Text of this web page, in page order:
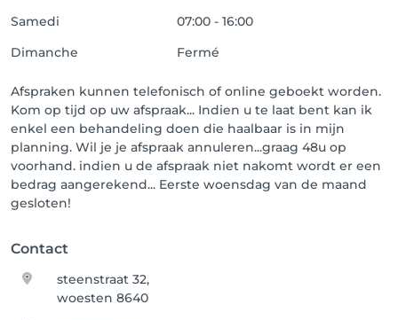
Samedi
07:00 - 16:00
Dimanche
Fermé
Afspraken kunnen telefonisch of online geboekt worden.
Kom op tijd op uw afspraak... Indien u te laat bent kan ik
enkel een behandeling doen die haalbaar is in mijn
planning. Wil je je afspraak annuleren...graag 48u op
voorhand. indien u de afspraak niet nakomt wordt er een
bedrag aangerekend... Eerste woensdag van de maand
gesloten!
Contact
steenstraat 32,
woesten 8640